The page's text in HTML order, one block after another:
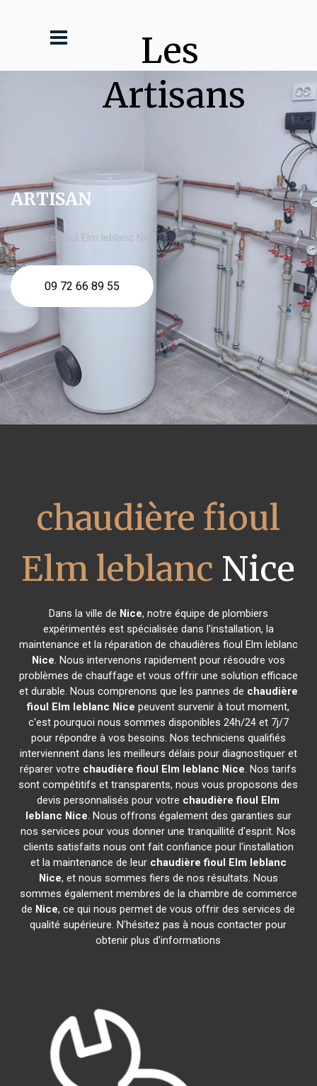
Les
Artisans
ARTISAN
chaudière fioul Elm leblanc Nice
09 72 66 89 55
chaudière fioul
Elm leblanc Nice
Dans la ville de Nice, notre équipe de plombiers
expérimentés est spécialisée dans l'installation, la
maintenance et la réparation de chaudières fioul Elm leblanc
Nice. Nous intervenons rapidement pour résoudre vos
problèmes de chauffage et vous offrir une solution efficace
et durable. Nous comprenons que les pannes de chaudière
fioul Elm leblanc Nice peuvent survenir à tout moment,
c'est pourquoi nous sommes disponibles 24h/24 et 7j/7
pour répondre à vos besoins. Nos techniciens qualifiés
interviennent dans les meilleurs délais pour diagnostiquer et
réparer votre chaudière fioul Elm leblanc Nice. Nos tarifs
sont compétitifs et transparents, nous vous proposons des
devis personnalisés pour votre chaudière fioul Elm
leblanc Nice. Nous offrons également des garanties sur
nos services pour vous donner une tranquillité d'esprit. Nos
clients satisfaits nous ont fait confiance pour l'installation
et la maintenance de leur chaudière fioul Elm leblanc
Nice, et nous sommes fiers de nos résultats. Nous
sommes également membres de la chambre de commerce
de Nice, ce qui nous permet de vous offrir des services de
qualité supérieure. N'hésitez pas à nous contacter pour
obtenir plus d'informations